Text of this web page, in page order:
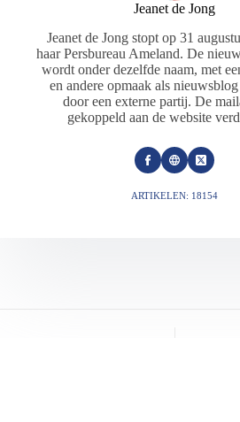
Jeanet de Jong
Jeanet de Jong stopt op 31
haar Persbureau Ameland. De
wordt onder dezelfde naam, met
en andere opmaak als
door een externe partij. De
gekoppeld aan de website
ARTIKELEN: 18154